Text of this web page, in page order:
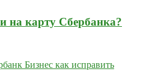
на карту Сбербанка?